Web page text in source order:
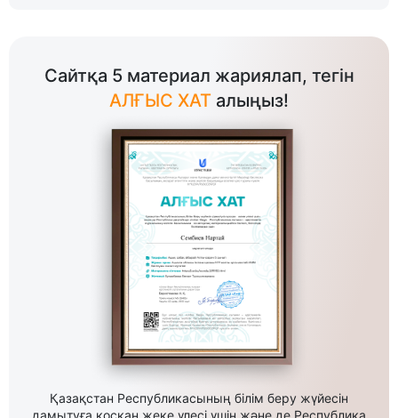
Сайтқа 5 материал жариялап, тегін
АЛҒЫС ХАТ алыңыз!
Қазақстан Республикасының білім беру жүйесін
дамытуға қосқан жеке үлесі үшін және де Республика